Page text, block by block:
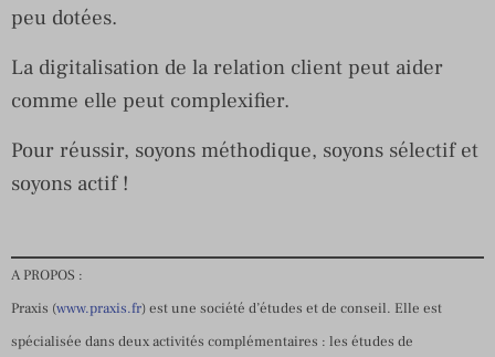
peu dotées.
La digitalisation de la relation client peut aider
comme elle peut complexifier.
Pour réussir, soyons méthodique, soyons sélectif et
soyons actif !
A PROPOS :
Praxis (www.praxis.fr) est une société d’études et de conseil. Elle est
spécialisée dans deux activités complémentaires : les études de